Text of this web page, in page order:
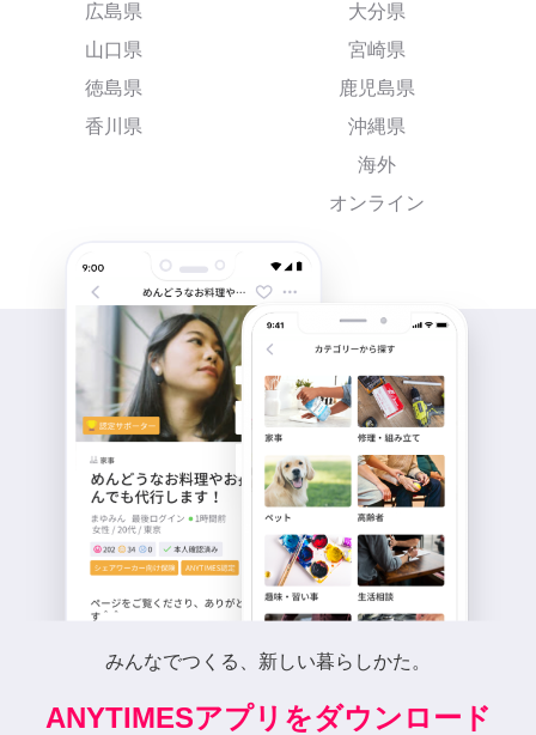
広島県
山口県
徳島県
香川県
大分県
宮崎県
鹿児島県
沖縄県
海外
オンライン
みんなでつくる、新しい暮らしかた。
ANYTIMESアプリをダウンロード